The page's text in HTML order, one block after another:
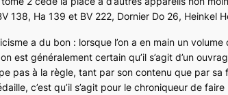
138, Ha 139 et BV 222, Dornier Do 26, Heinkel
a du bon : lorsque l’on a en main un volume
est généralement certain qu’il s’agit d’un
pas à la règle, tant par son contenu que par sa
c’est qu’il s’agit pour le chroniqueur de faire